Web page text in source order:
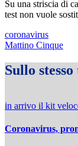
Su una striscia di
test non vuole
coronavirus
Mattino Cinque
Sullo stesso
in arrivo il kit
Coronavirus,